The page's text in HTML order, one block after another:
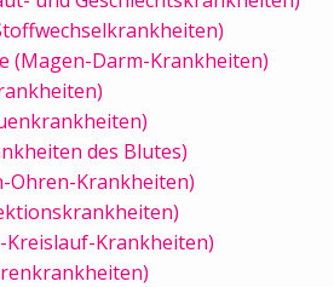
(Magen-Darm-Krankheiten)
des Blutes)
Ohren-Krankheiten)
Kreislauf-Krankheiten)